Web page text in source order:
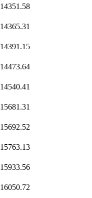
14351.58
14365.31
14391.15
14473.64
14540.41
15681.31
15692.52
15763.13
15933.56
16050.72